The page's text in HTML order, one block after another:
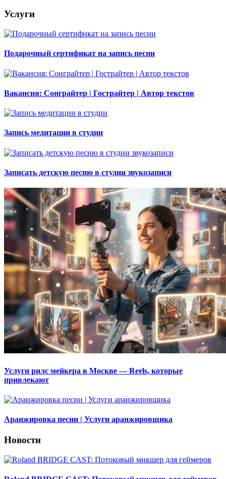
Услуги
Подарочный сертификат на запись песни
Вакансия: Сонграйтер | Гострайтер | Автор текстов
Запись медитации в студии
Записать детскую песню в студии звукозаписи
Услуги рилс мейкера в Москве — Reels, которые
привлекают
Аранжировка песни | Услуги аранжировщика
Новости